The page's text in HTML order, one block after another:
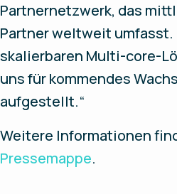
Partnernetzwerk, das
Partner weltweit umfasst.
skalierbaren Multi-core-
uns für kommendes
aufgestellt.“
Weitere Informationen
Pressemappe.